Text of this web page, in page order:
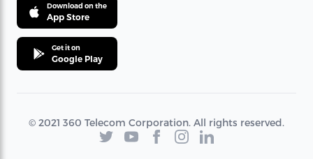
Download on the
App Store
Get it on
Google Play
© 2021 360 Telecom Corporation. All rights reserved.